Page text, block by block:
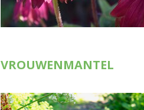
VROUWENMANTEL